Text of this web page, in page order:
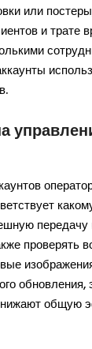
или
и трате
проверять
обновления,
общую